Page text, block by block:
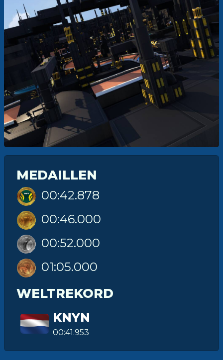
MEDAILLEN
00:42.878
00:46.000
00:52.000
01:05.000
WELTREKORD
KNYN
00:41.953